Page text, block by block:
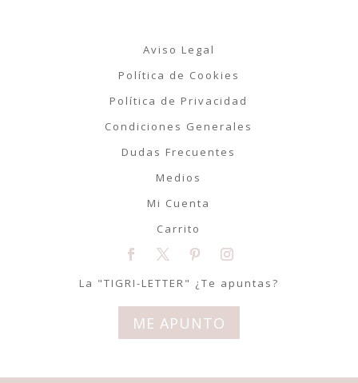
Aviso Legal
Política de Cookies
Política de Privacidad
Condiciones Generales
Dudas Frecuentes
Medios
Mi Cuenta
Carrito
La "TIGRI-LETTER" ¿Te apuntas?
ME APUNTO